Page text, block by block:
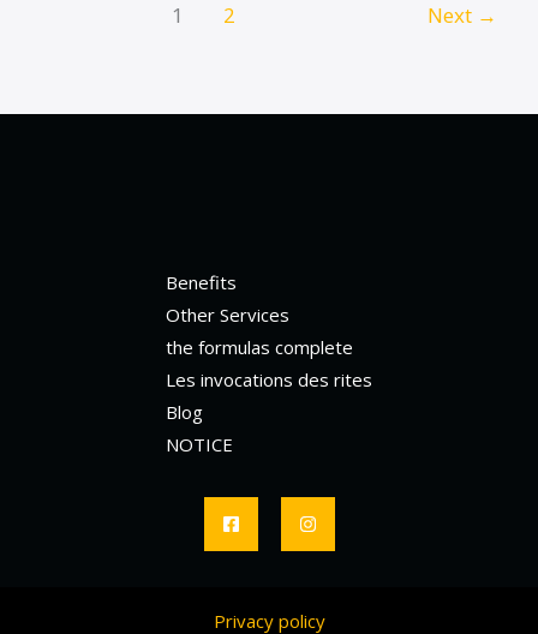
1 2 Next →
Benefits
Other Services
the formulas complete
Les invocations des rites
Blog
NOTICE
Privacy policy